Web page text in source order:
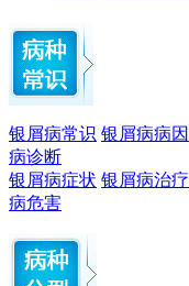
银屑病常识 银屑病病因
病诊断
银屑病症状 银屑病治疗
病危害